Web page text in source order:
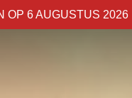
OP 6 AUGUSTUS 2026